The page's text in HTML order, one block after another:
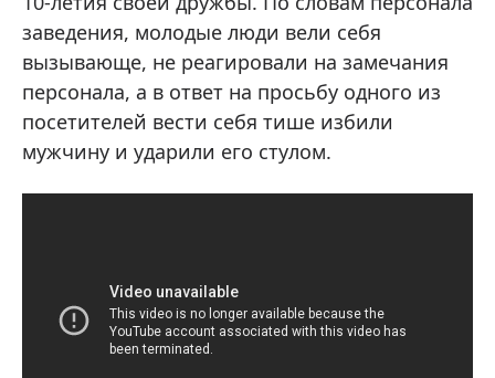
заведения, молодые люди вели себя
вызывающе, не реагировали на замечания
персонала, а в ответ на просьбу одного из
посетителей вести себя тише избили
мужчину и ударили его стулом.